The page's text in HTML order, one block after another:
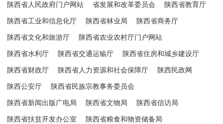
陕西省人民政府门户网站 省发展和改革委员会 陕西省教育厅
陕西省工业和信息化厅 陕西省林业局 陕西省商务厅
陕西省文化和旅游厅 陕西省农业农村厅门户网站
陕西省水利厅 陕西省交通运输厅 陕西省住房和城乡建设厅
陕西省财政厅 陕西省人力资源和社会保障厅 陕西民政网
陕西公安厅 陕西省民族宗教事务委员会
陕西省新闻出版广电局 陕西省文物局 陕西省信访局
陕西省扶贫开发办公室 陕西省粮食和物资储备局